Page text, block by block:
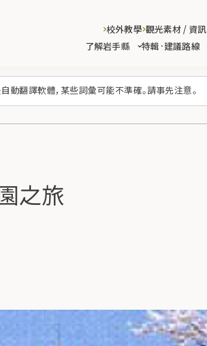
動翻譯軟體，某些詞彙可能不準確。請事先注意。
了解岩手縣 特輯·建議路線
校外教學 觀光素材 / 資訊
之旅